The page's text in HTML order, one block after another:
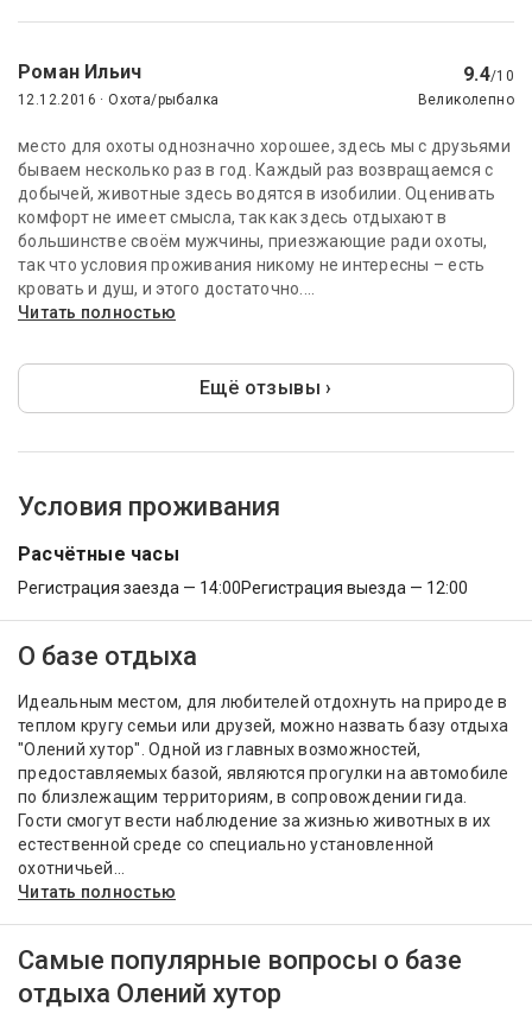
Роман Ильич 9.4/10
12.12.2016 · Охота/рыбалка
Великолепно
место для охоты однозначно хорошее, здесь мы с друзьями
бываем несколько раз в год. Каждый раз возвращаемся с
добычей, животные здесь водятся в изобилии. Оценивать
комфорт не имеет смысла, так как здесь отдыхают в
большинстве своём мужчины, приезжающие ради охоты,
так что условия проживания никому не интересны – есть
кровать и душ, и этого достаточно....
Читать полностью
Ещё отзывы ›
Условия проживания
Расчётные часы
Регистрация заезда — 14:00Регистрация выезда — 12:00
О базе отдыха
Идеальным местом, для любителей отдохнуть на природе в
теплом кругу семьи или друзей, можно назвать базу отдыха
"Олений хутор". Одной из главных возможностей,
предоставляемых базой, являются прогулки на автомобиле
по близлежащим территориям, в сопровождении гида.
Гости смогут вести наблюдение за жизнью животных в их
естественной среде со специально установленной
охотничьей...
Читать полностью
Самые популярные вопросы о базе
отдыха Олений хутор